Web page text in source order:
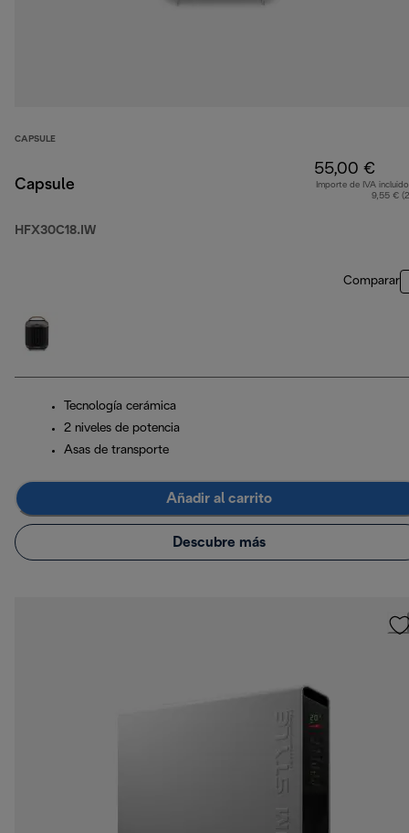
CAPSULE
Capsule
HFX30C18.IW
55,00 €
Importe de IVA
9,55 €
Comparar
Tecnología cerámica
2 niveles de potencia
Asas de transporte
Añadir al carrito
Descubre más